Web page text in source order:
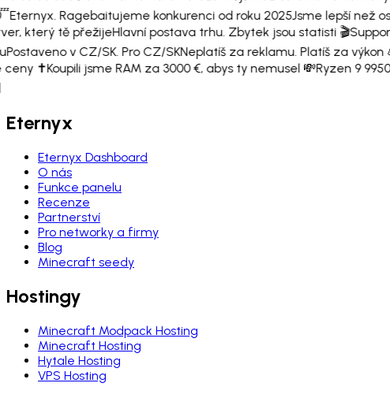
Eternyx. Ragebaitujeme konkurenci od roku 2025Jsme lepší než
který tě přežijeHlavní postava trhu. Zbytek jsou statisti 🎬
Postaveno v CZ/SK. Pro CZ/SKNeplatíš za reklamu. Platíš za výkon
ceny ✝️Koupili jsme RAM za 3000 €, abys ty nemusel 💸Ryzen 9
Eternyx
Eternyx Dashboard
O nás
Funkce panelu
Recenze
Partnerství
Pro networky a firmy
Blog
Minecraft seedy
Hostingy
Minecraft Modpack Hosting
Minecraft Hosting
Hytale Hosting
VPS Hosting